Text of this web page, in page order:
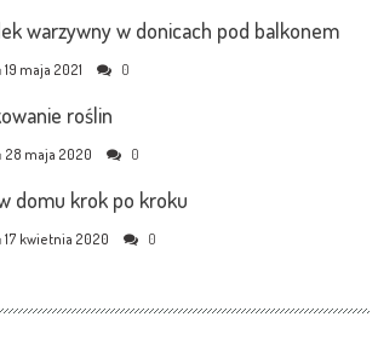
warzywny w donicach pod balkonem
19 maja 2021 0
roślin
28 maja 2020 0
domu krok po kroku
17 kwietnia 2020 0